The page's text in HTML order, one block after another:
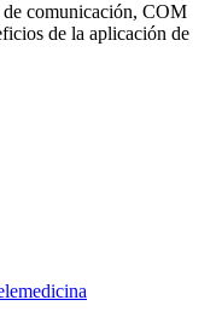
de comunicación, COM
de la aplicación de